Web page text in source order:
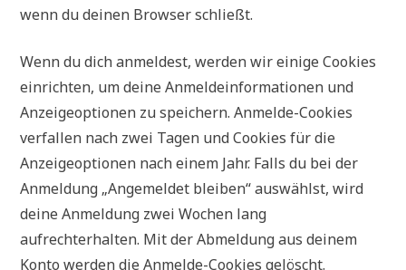
wenn du deinen Browser schließt.
Wenn du dich anmeldest, werden wir einige Cookies
einrichten, um deine Anmeldeinformationen und
Anzeigeoptionen zu speichern. Anmelde-Cookies
verfallen nach zwei Tagen und Cookies für die
Anzeigeoptionen nach einem Jahr. Falls du bei der
Anmeldung „Angemeldet bleiben“ auswählst, wird
deine Anmeldung zwei Wochen lang
aufrechterhalten. Mit der Abmeldung aus deinem
Konto werden die Anmelde-Cookies gelöscht.